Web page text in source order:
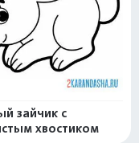
зайчик с
хвостиком